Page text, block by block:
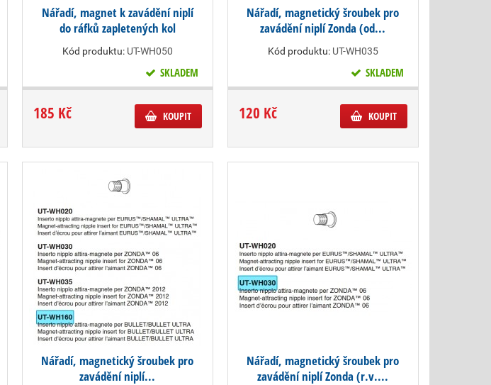
Nářadí, magnet k zavádění niplí
do ráfků zapletených kol
Kód produktu: UT-WH050
SKLADEM
185 Kč KOUPIT
Nářadí, magnetický šroubek pro
zavádění niplí Zonda (od...
Kód produktu: UT-WH035
SKLADEM
120 Kč KOUPIT
Nářadí, magnetický šroubek pro
zavádění niplí...
Nářadí, magnetický šroubek pro
zavádění niplí Zonda (r.v....